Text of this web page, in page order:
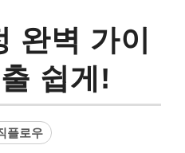
완벽 가이
쉽게!
플로우